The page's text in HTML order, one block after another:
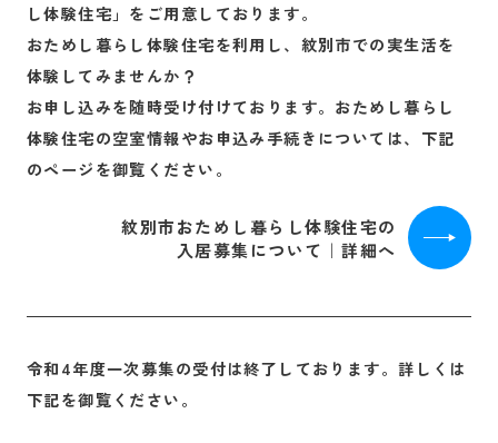
し体験住宅」をご用意しております。
おためし暮らし体験住宅を利用し、紋別市での実生活を
体験してみませんか？
お申し込みを随時受け付けております。おためし暮らし
体験住宅の空室情報やお申込み手続きについては、下記
のページを御覧ください。
紋別市おためし暮らし体験住宅の
入居募集について｜詳細へ
令和4年度一次募集の受付は終了しております。詳しくは
下記を御覧ください。